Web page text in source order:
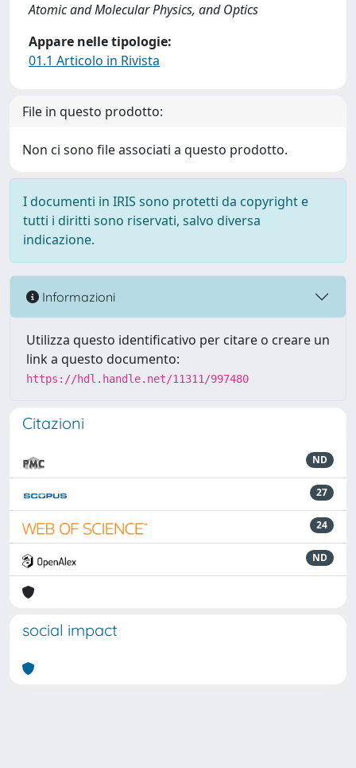
Atomic and Molecular Physics, and Optics
Appare nelle tipologie:
01.1 Articolo in Rivista
File in questo prodotto:
Non ci sono file associati a questo prodotto.
I documenti in IRIS sono protetti da copyright e
tutti i diritti sono riservati, salvo diversa
indicazione.
Informazioni
Utilizza questo identificativo per citare o creare un
link a questo documento:
https://hdl.handle.net/11311/997480
Citazioni
ND
27
24
ND
social impact